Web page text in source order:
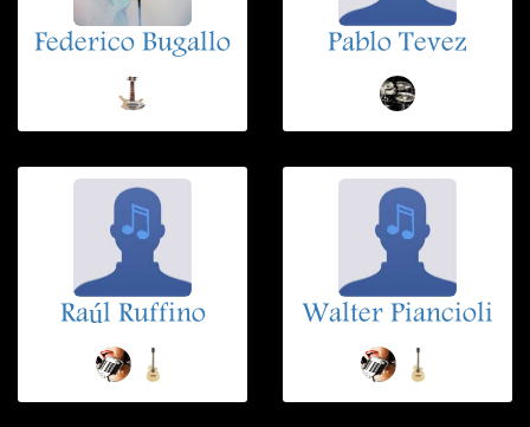
Federico Bugallo Pablo Tevez
Raúl Ruffino Walter Piancioli